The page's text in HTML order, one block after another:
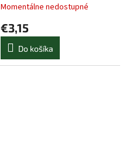
Momentálne nedostupné
€3,15
Do košíka